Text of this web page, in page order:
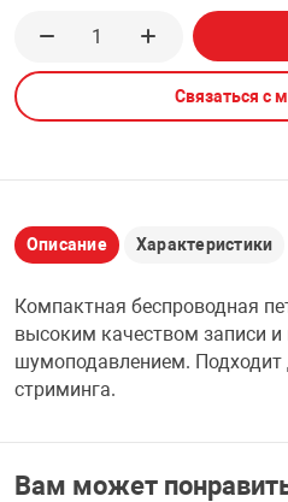
ДОМА
ТЕХНИКА
Связаться с
Описание Характеристики
Компактная беспроводная
высоким качеством записи
шумоподавлением. Подходит
стриминга.
Вам может